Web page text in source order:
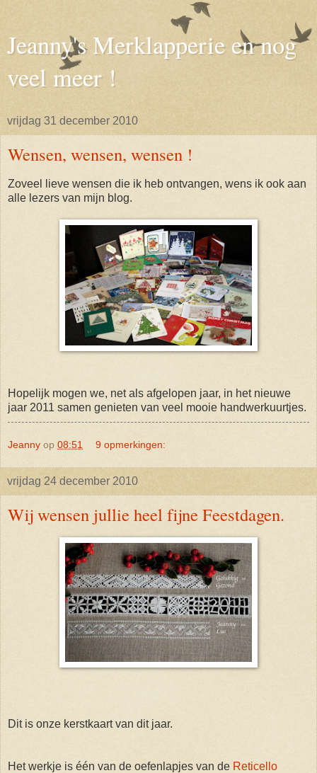
Jeanny's Merklapperie en nog
veel meer !
vrijdag 31 december 2010
Wensen, wensen, wensen !
Zoveel lieve wensen die ik heb ontvangen, wens ik ook aan
alle lezers van mijn blog.
Hopelijk mogen we, net als afgelopen jaar, in het nieuwe
jaar 2011 samen genieten van veel mooie handwerkuurtjes.
Jeanny op 08:51 9 opmerkingen:
vrijdag 24 december 2010
Wij wensen jullie heel fijne Feestdagen.
Dit is onze kerstkaart van dit jaar.
Het werkje is één van de oefenlapjes van de Reticello